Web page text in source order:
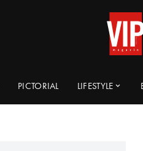
PICTORIAL LIFESTYLE